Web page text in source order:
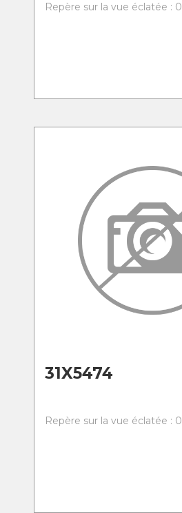
Repère sur la vue éclatée : 0
31X5474
Repère sur la vue éclatée : 0